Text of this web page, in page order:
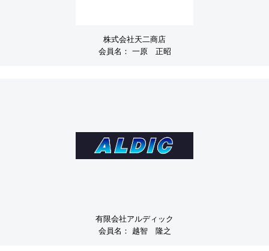
株式会社天二商店
会員名： 一原 正昭
有限会社アルディック
会員名：
越智 隆之